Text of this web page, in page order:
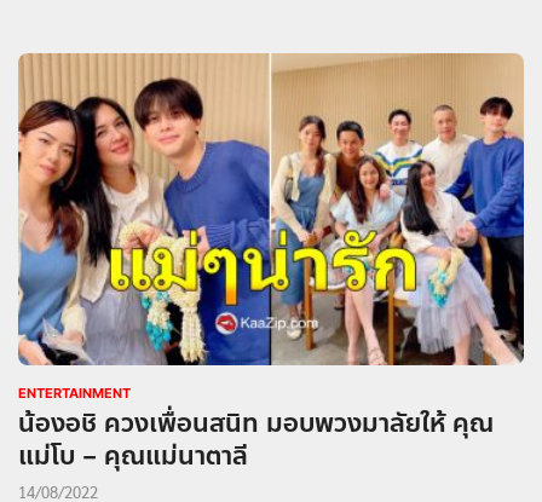
ENTERTAINMENT
น้องอชิ ควงเพื่อนสนิท มอบพวงมาลัยให้ คุณ
แม่โบ – คุณแม่นาตาลี
14/08/2022